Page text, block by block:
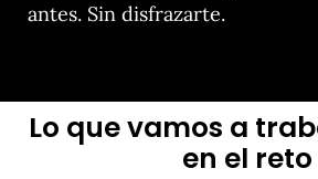
antes. Sin disfrazarte.
Lo que vamos a
en el reto